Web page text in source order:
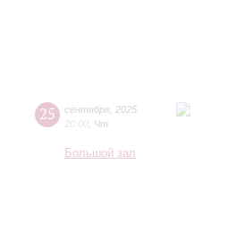
25 сентября 2025
20:00 Чт
Большой зал